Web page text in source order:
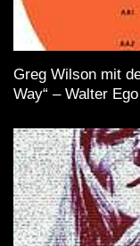
Greg Wilson mit
Way“ – Walter